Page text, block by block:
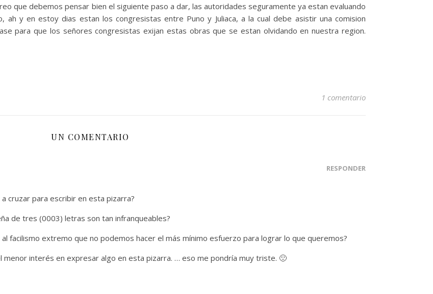
que debemos pensar bien el siguiente paso a dar, las autoridades seguramente ya estan evaluando
y en estoy dias estan los congresistas entre Puno y Juliaca, a la cual debe asistir una comision
para que los señores congresistas exijan estas obras que se estan olvidando en nuestra region.
1 comentario
UN COMENTARIO
RESPONDER
cruzar para escribir en esta pizarra?
de tres (0003) letras son tan infranqueables?
facilismo extremo que no podemos hacer el más mínimo esfuerzo para lograr lo que queremos?
menor interés en expresar algo en esta pizarra. … eso me pondría muy triste. 🙁